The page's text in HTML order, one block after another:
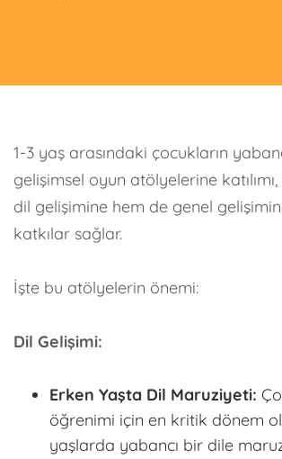
1-3 yaş arasındaki çocukların
gelişimsel oyun atölyelerine
dil gelişimine hem de genel
katkılar sağlar.
İşte bu atölyelerin önemi:
Dil Gelişimi:
Erken Yaşta Dil Maruziyeti:
öğrenimi için en kritik dönem
yaşlarda yabancı bir dile